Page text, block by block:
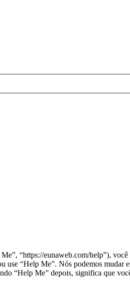
“https://eunaweb.com/help”),
use “Help Me”. Nós podemos
“Help Me” depois, significa que